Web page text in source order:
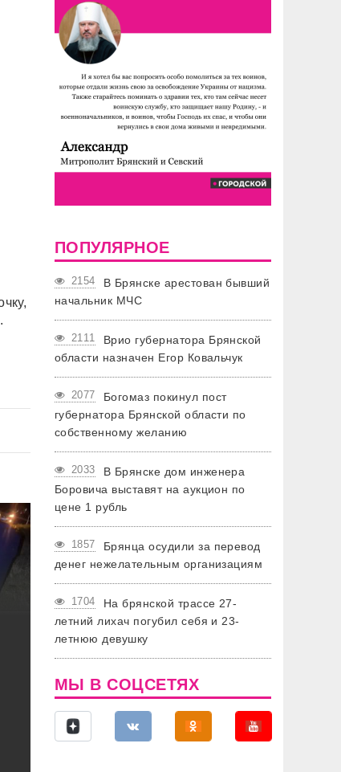
ПОПУЛЯРНОЕ
2154
В Брянске арестован бывший
начальник МЧС
2111
Врио губернатора Брянской
области назначен Егор Ковальчук
2077
Богомаз покинул пост
губернатора Брянской области по
собственному желанию
2033
В Брянске дом инженера
Боровича выставят на аукцион по
цене 1 рубль
1857
Брянца осудили за перевод
денег нежелательным организациям
1704
На брянской трассе 27-
летний лихач погубил себя и 23-
летнюю девушку
МЫ В СОЦСЕТЯХ